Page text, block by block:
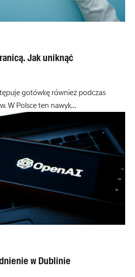
Jak uniknąć
gotówkę również podczas
W Polsce ten nawyk…
w Dublinie